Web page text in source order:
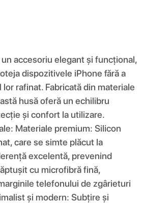
accesoriu elegant și funcțional,
dispozitivele iPhone fără a
rafinat. Fabricată din materiale
husă oferă un echilibru
și confort la utilizare.
Materiale premium: Silicon
care se simte plăcut la
excelentă, prevenind
cu microfibră fină,
telefonului de zgârieturi
și modern: Subțire și